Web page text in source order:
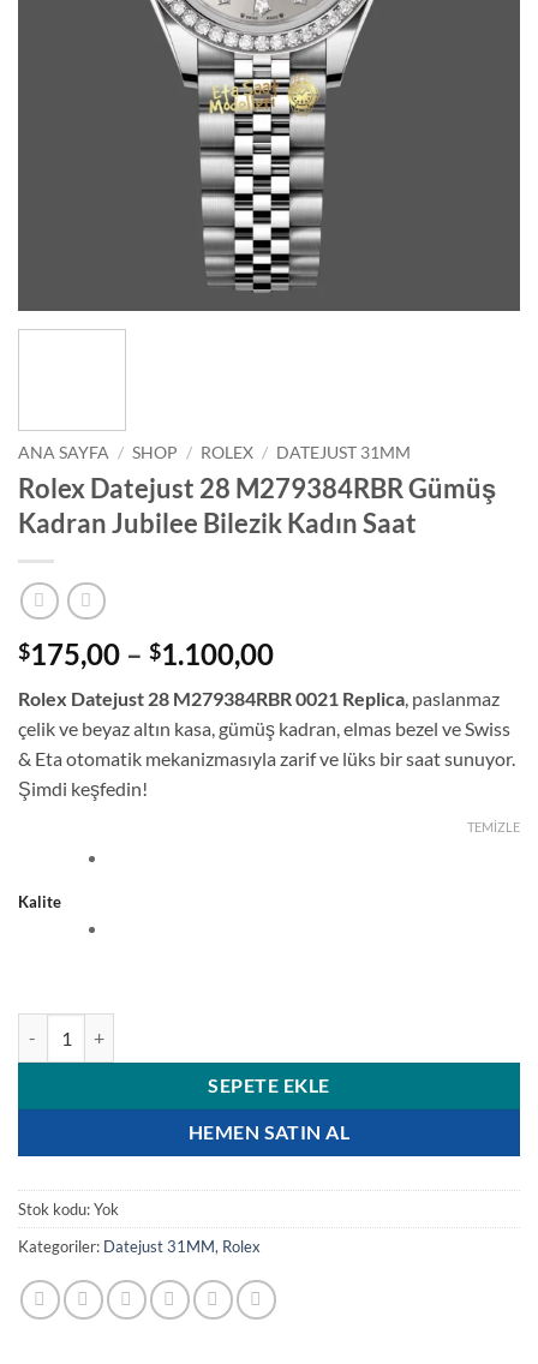
ANA SAYFA / SHOP / ROLEX / DATEJUST 31MM
Rolex Datejust 28 M279384RBR Gümüş
Kadran Jubilee Bilezik Kadın Saat
$175,00 – $1.100,00Fiyat
$175,00
-
$1.100,00
Rolex Datejust 28 M279384RBR 0021 Replica , paslanmaz
çelik ve beyaz altın kasa, gümüş kadran, elmas bezel ve Swiss
& Eta otomatik mekanizmasıyla zarif ve lüks bir saat sunuyor.
Şimdi keşfedin!
Kalite
TEMIZLE
SEPETE EKLE
HEMEN SATIN AL
Stok kodu:Yok
Kategoriler: Datejust 31MM, Rolex